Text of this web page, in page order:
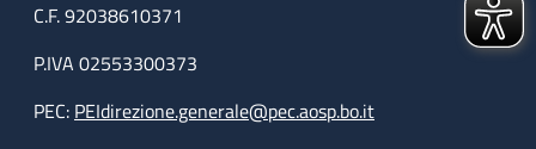
C.F. 92038610371
P.IVA 02553300373
PEC: PEIdirezione.generale@pec.aosp.bo.it